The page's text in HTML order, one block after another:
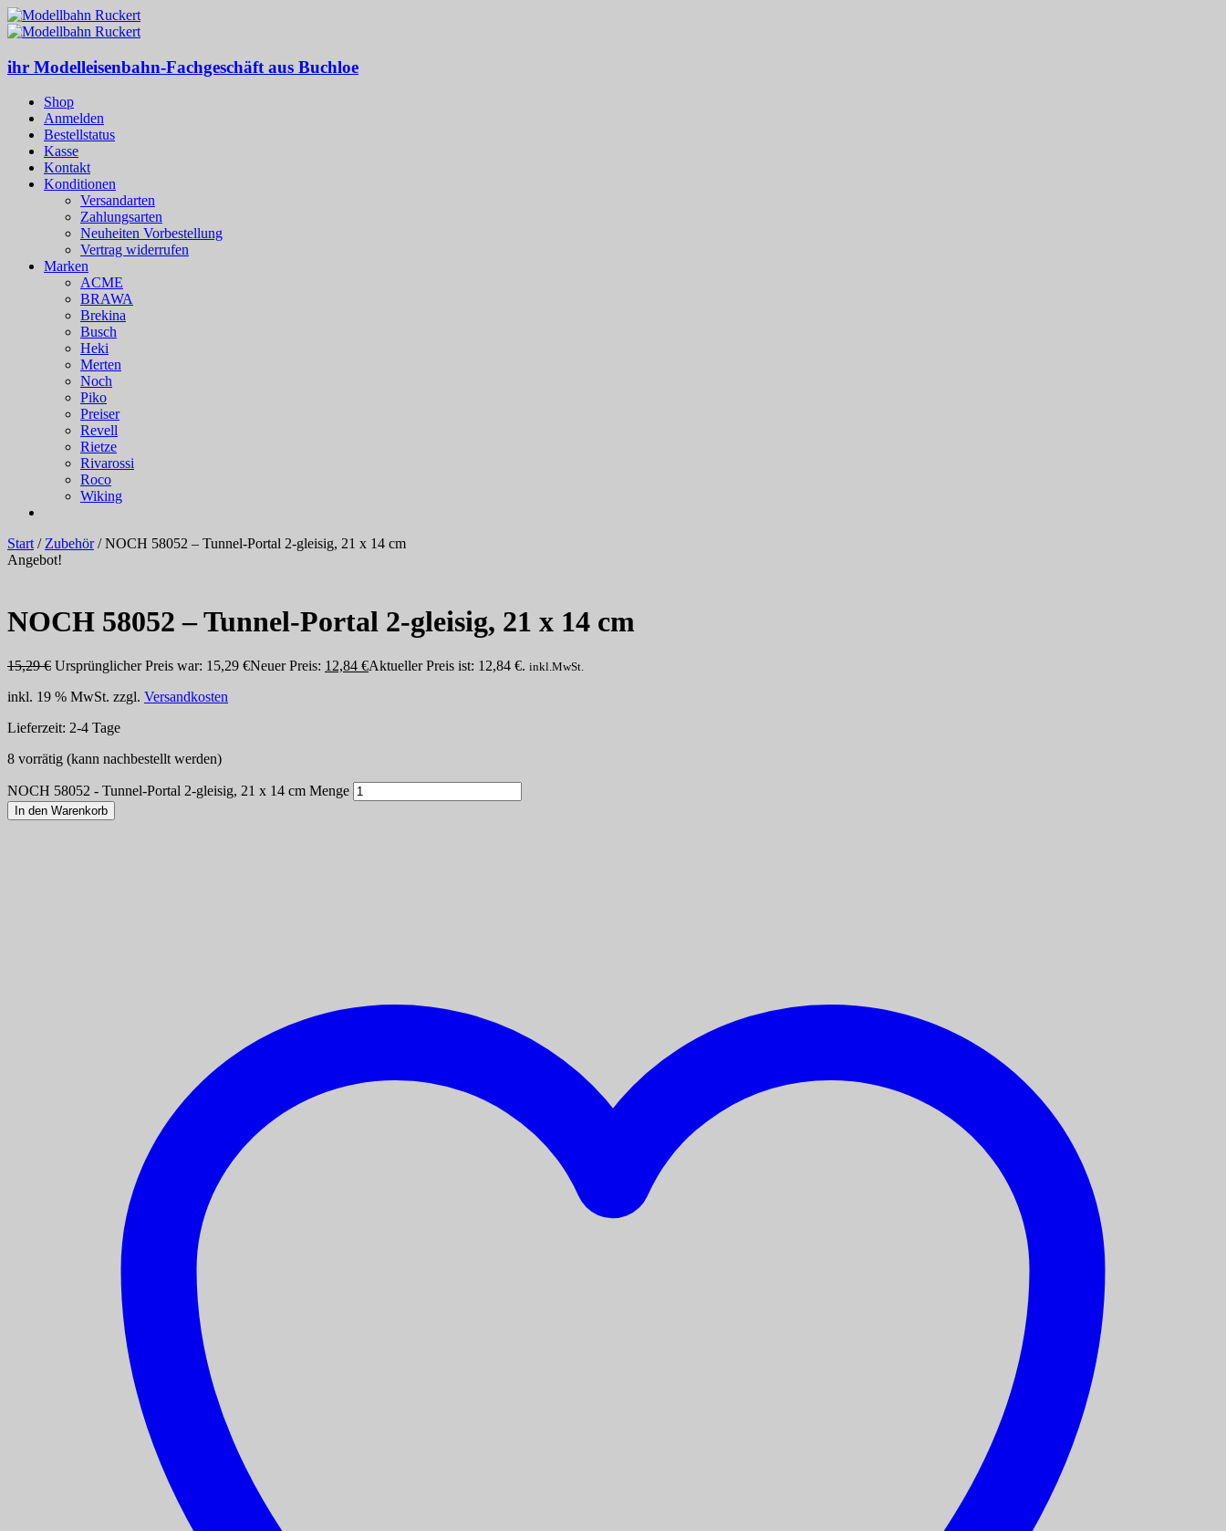
ihr Modelleisenbahn-Fachgeschäft aus Buchloe
Shop
Anmelden
Bestellstatus
Kasse
Kontakt
Konditionen
Versandarten
Zahlungsarten
Neuheiten Vorbestellung
Vertrag widerrufen
Marken
ACME
BRAWA
Brekina
Busch
Heki
Merten
Noch
Piko
Preiser
Revell
Rietze
Rivarossi
Roco
Wiking
Start/Zubehör/ NOCH 58052 – Tunnel-Portal 2-gleisig, 21 x 14 cm
Angebot!
NOCH 58052 – Tunnel-Portal 2-gleisig, 21 x 14 cm
15,29€ Ursprünglicher Preis war: 15,29 €Neuer Preis: 12,84 €Aktueller Preis ist: 12,84 €. inkl.MwSt.
inkl. 19 % MwSt. zzgl. Versandkosten
Lieferzeit: 2-4 Tage
8 vorrätig (kann nachbestellt werden)
NOCH 58052 - Tunnel-Portal 2-gleisig, 21 x 14 cm Menge
In den Warenkorb